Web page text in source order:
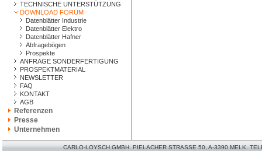
TECHNISCHE UNTERSTÜTZUNG
DOWNLOAD FORUM
Datenblätter Industrie
Datenblätter Elektro
Datenblätter Hafner
Abfragebögen
Prospekte
ANFRAGE SONDERFERTIGUNG
PROSPEKTMATERIAL
NEWSLETTER
FAQ
KONTAKT
AGB
Referenzen
Presse
Unternehmen
CARLO-LOYSCH GMBH. PIELACHER STRASSE 50, A-3390 MELK.